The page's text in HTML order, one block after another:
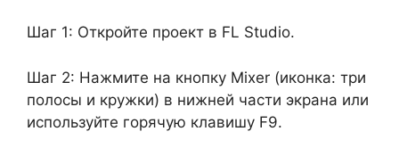
Шаг 1: Откройте проект в FL Studio.
Шаг 2: Нажмите на кнопку Mixer (иконка: три
полосы и кружки) в нижней части экрана или
используйте горячую клавишу F9.